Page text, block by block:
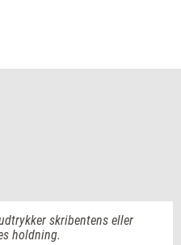
skribentens eller
holdning.